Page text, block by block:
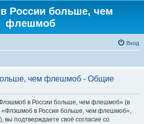
России больше, чем
флешмоб
Вход
чем флешмоб - Общие
в России больше, чем флешмоб» (в
в России больше, чем флешмоб»,
вы подтверждаете своё согласие со